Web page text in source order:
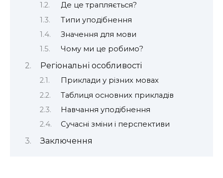
Де це трапляється?
Типи уподібнення
Значення для мови
Чому ми це робимо?
Регіональні особливості
Приклади у різних мовах
Таблиця основних прикладів
Навчання уподібнення
Сучасні зміни і перспективи
Заключення